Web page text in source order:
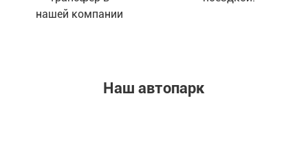
нашей компании
Наш автопарк